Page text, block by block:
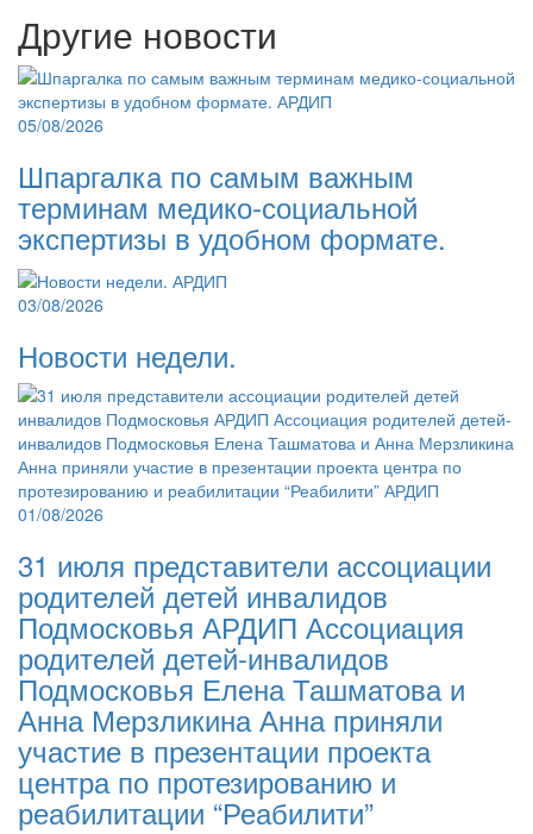
Другие новости
05/08/2026
Шпаргалка по самым важным
терминам медико-социальной
экспертизы в удобном формате.
03/08/2026
Новости недели.
01/08/2026
31 июля представители ассоциации
родителей детей инвалидов
Подмосковья АРДИП Ассоциация
родителей детей-инвалидов
Подмосковья Елена Ташматова и
Анна Мерзликина Анна приняли
участие в презентации проекта
центра по протезированию и
реабилитации “Реабилити”